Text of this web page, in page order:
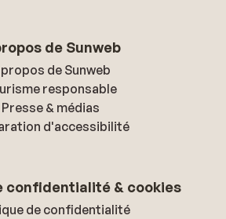
de Sunweb
de Sunweb
responsable
Presse & médias
d'accessibilité
confidentialité & cookies
de confidentialité